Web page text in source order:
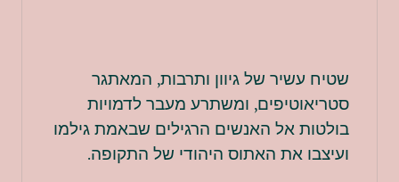
שטיח עשיר של גיוון ותרבות, המאתגר
סטריאוטיפים, ומשתרע מעבר לדמויות
בולטות אל האנשים הרגילים שבאמת גילמו
ועיצבו את האתוס היהודי של התקופה.